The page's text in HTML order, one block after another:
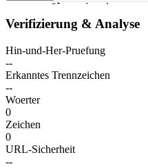
Slug eingeben, um
Verifizierung & Analyse
Hin-und-Her-Pruefung
--
Erkanntes Trennzeichen
--
Woerter
0
Zeichen
0
URL-Sicherheit
--